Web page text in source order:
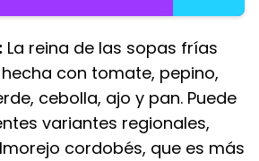
La reina de las sopas frías
con tomate, pepino,
cebolla, ajo y pan. Puede
variantes regionales,
cordobés, que es más